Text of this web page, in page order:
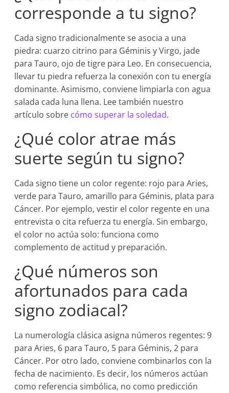
corresponde a tu signo?
Cada signo tradicionalmente se asocia a una
piedra: cuarzo citrino para Géminis y Virgo, jade
para Tauro, ojo de tigre para Leo. En consecuencia,
llevar tu piedra refuerza la conexión con tu energía
dominante. Asimismo, conviene limpiarla con agua
salada cada luna llena. Lee también nuestro
artículo sobre cómo superar la soledad.
¿Qué color atrae más
suerte según tu signo?
Cada signo tiene un color regente: rojo para Aries,
verde para Tauro, amarillo para Géminis, plata para
Cáncer. Por ejemplo, vestir el color regente en una
entrevista o cita refuerza tu energía. Sin embargo,
el color no actúa solo: funciona como
complemento de actitud y preparación.
¿Qué números son
afortunados para cada
signo zodiacal?
La numerología clásica asigna números regentes: 9
para Aries, 6 para Tauro, 5 para Géminis, 2 para
Cáncer. Por otro lado, conviene combinarlos con la
fecha de nacimiento. Es decir, los números actúan
como referencia simbólica, no como predicción